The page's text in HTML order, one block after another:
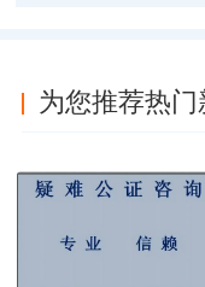
为您推荐热门